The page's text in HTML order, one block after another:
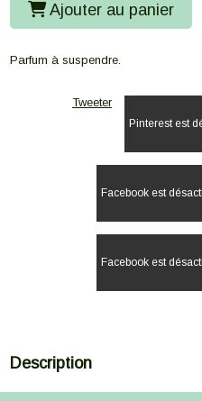
Ajouter au panier
Parfum à suspendre.
Tweeter
Pinterest est
Facebook est
Facebook est
Description